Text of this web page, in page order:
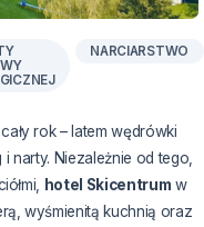
NARCIARSTWO
rok – latem wędrówki
narty. Niezależnie od tego,
hotel Skicentrum w
wyśmienitą kuchnią oraz